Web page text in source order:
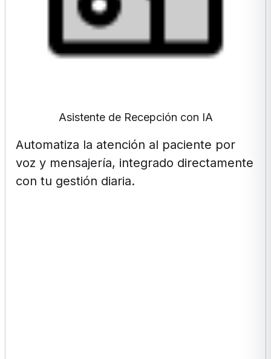
Asistente de Recepción con IA
Automatiza la atención al paciente por
voz y mensajería, integrado directamente
con tu gestión diaria.